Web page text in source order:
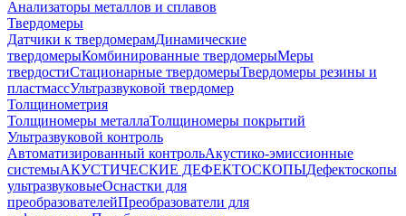
Анализаторы металлов и сплавов
Твердомеры
Датчики к твердомерамДинамические
твердомерыКомбинированные твердомерыМеры
твердостиСтационарные твердомерыТвердомеры резины и
пластмассУльтразвуковой твердомер
Толщинометрия
Толщиномеры металлаТолщиномеры покрытий
Ультразвуковой контроль
Автоматизированный контрольАкустико-эмиссионные
системыАКУСТИЧЕСКИЕ ДЕФЕКТОСКОПЫДефектоскопы
ультразвуковыеОснастки для
преобразователейПреобразователи для